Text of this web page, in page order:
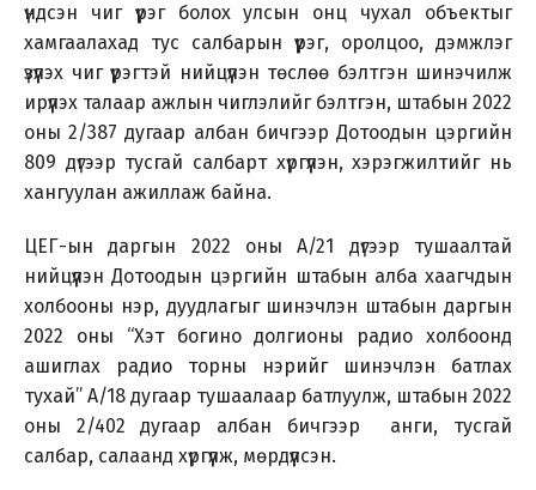
үндсэн чиг үүрэг болох улсын онц чухал объектыг
хамгаалахад тус салбарын үүрэг, оролцоо, дэмжлэг
үзүүлэх чиг үүрэгтэй нийцүүлэн төслөө бэлтгэн шинэчилж
ирүүлэх талаар ажлын чиглэлийг бэлтгэн, штабын 2022
оны 2/387 дугаар албан бичгээр Дотоодын цэргийн
809 дүгээр тусгай салбарт хүргүүлэн, хэрэгжилтийг нь
хангуулан ажиллаж байна.
ЦЕГ-ын даргын 2022 оны А/21 дүгээр тушаалтай
нийцүүлэн Дотоодын цэргийн штабын алба хаагчдын
холбооны нэр, дуудлагыг шинэчлэн штабын даргын
2022 оны “Хэт богино долгионы радио холбоонд
ашиглах радио торны нэрийг шинэчлэн батлах
тухай” А/18 дугаар тушаалаар батлуулж, штабын 2022
оны 2/402 дугаар албан бичгээр анги, тусгай
салбар, салаанд хүргүүлж, мөрдүүлсэн.